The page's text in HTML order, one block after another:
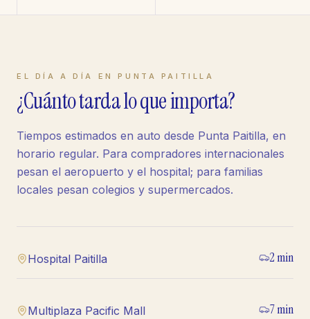
EL DÍA A DÍA ENPUNTA PAITILLA
¿Cuánto tarda lo que importa?
Tiempos estimados en auto desde Punta Paitilla, en
horario regular. Para compradores internacionales
pesan el aeropuerto y el hospital; para familias
locales pesan colegios y supermercados.
Hospital Paitilla 2 min
Multiplaza Pacific Mall 7min